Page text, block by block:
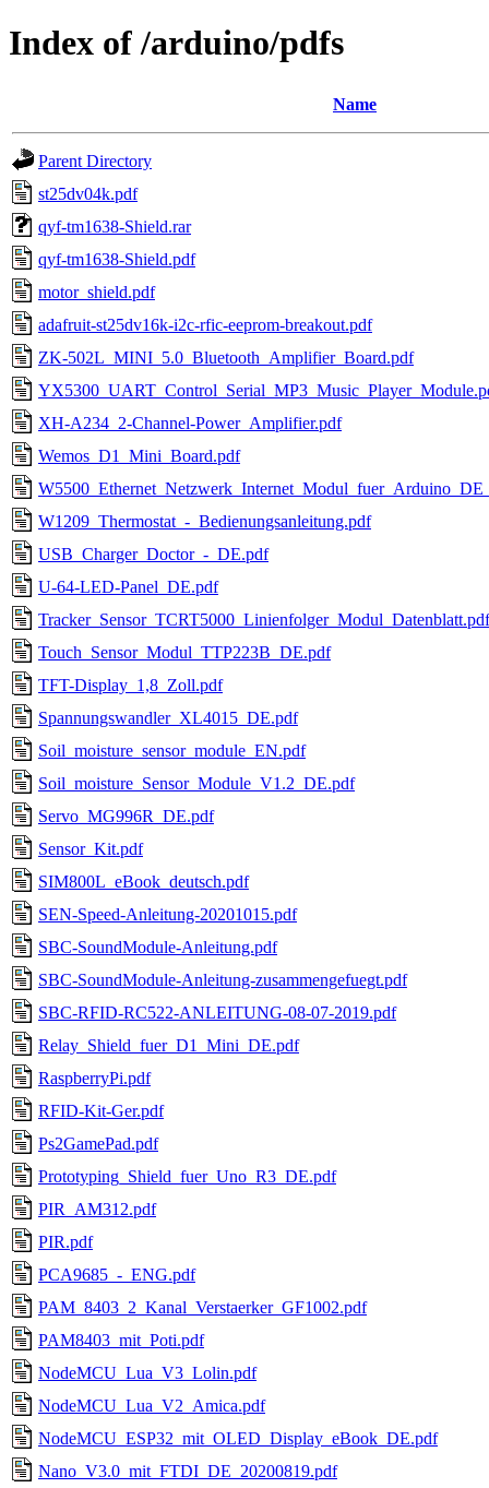
Index of /arduino/pdfs
Name
Parent Directory
st25dv04k.pdf
qyf-tm1638-Shield.rar
qyf-tm1638-Shield.pdf
motor_shield.pdf
adafruit-st25dv16k-i2c-rfic-eeprom-breakout.pdf
ZK-502L_MINI_5.0_Bluetooth_Amplifier_Board.pdf
XH-A234_2-Channel-Power_Amplifier.pdf
Wemos_D1_Mini_Board.pdf
W1209_Thermostat_-_Bedienungsanleitung.pdf
USB_Charger_Doctor_-_DE.pdf
U-64-LED-Panel_DE.pdf
Tracker_Sensor_TCRT5000_Linienfolger_Modul_Datenblatt.pdf
Touch_Sensor_Modul_TTP223B_DE.pdf
TFT-Display_1,8_Zoll.pdf
Spannungswandler_XL4015_DE.pdf
Soil_moisture_sensor_module_EN.pdf
Soil_moisture_Sensor_Module_V1.2_DE.pdf
Servo_MG996R_DE.pdf
Sensor_Kit.pdf
SIM800L_eBook_deutsch.pdf
SEN-Speed-Anleitung-20201015.pdf
SBC-SoundModule-Anleitung.pdf
SBC-SoundModule-Anleitung-zusammengefuegt.pdf
SBC-RFID-RC522-ANLEITUNG-08-07-2019.pdf
Relay_Shield_fuer_D1_Mini_DE.pdf
RaspberryPi.pdf
RFID-Kit-Ger.pdf
Ps2GamePad.pdf
Prototyping_Shield_fuer_Uno_R3_DE.pdf
PIR_AM312.pdf
PIR.pdf
PCA9685_-_ENG.pdf
PAM_8403_2_Kanal_Verstaerker_GF1002.pdf
PAM8403_mit_Poti.pdf
NodeMCU_Lua_V3_Lolin.pdf
NodeMCU_Lua_V2_Amica.pdf
NodeMCU_ESP32_mit_OLED_Display_eBook_DE.pdf
Nano_V3.0_mit_FTDI_DE_20200819.pdf